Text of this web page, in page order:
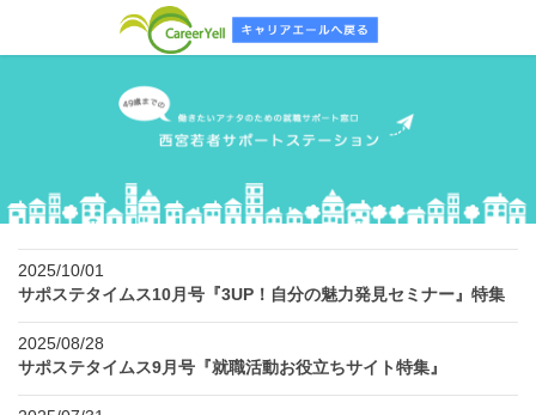
2025/10/01
サポステタイムス10月号『3UP！自分の魅力発見セミナー』特集
2025/08/28
サポステタイムス9月号『就職活動お役立ちサイト特集』